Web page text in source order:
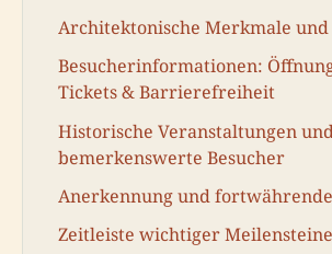
Architektonische Merkmale
Besucherinformationen:
Tickets & Barrierefreiheit
Historische Veranstaltungen
bemerkenswerte Besucher
Anerkennung und
Zeitleiste wichtiger Meilensteine